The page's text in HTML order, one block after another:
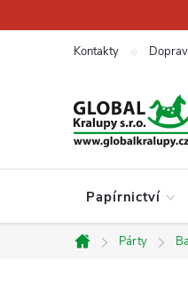
na
Kontakty
Papírnictví
Domů
Párty